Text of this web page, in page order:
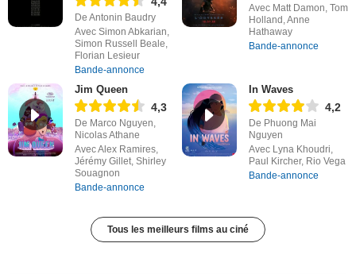
De Antonin Baudry
Avec Simon Abkarian,
Simon Russell Beale,
Florian Lesieur
Bande-annonce
Avec Matt Damon, Tom
Holland, Anne
Hathaway
Bande-annonce
Jim Queen
4,3
De Marco Nguyen,
Nicolas Athane
Avec Alex Ramires,
Jérémy Gillet, Shirley
Souagnon
Bande-annonce
In Waves
4,2
De Phuong Mai
Nguyen
Avec Lyna Khoudri,
Paul Kircher, Rio Vega
Bande-annonce
Tous les meilleurs films au ciné